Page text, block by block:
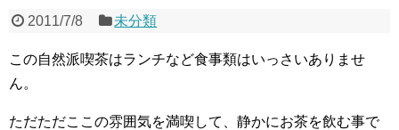
2011/7/8 未分類
この自然派喫茶はランチなど食事類はいっさいありませ
ん。
ただただここの雰囲気を満喫して、静かにお茶を飲む事で